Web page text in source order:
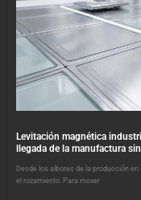
Levitación magnética
llegada de la manufactura
Desde los albores de la producción
el rozamiento. Para mover